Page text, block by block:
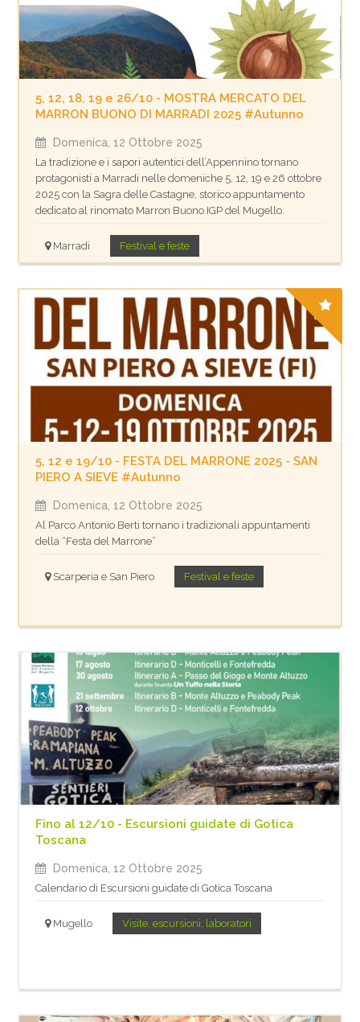
5, 12, 18, 19 e 26/10 - MOSTRA MERCATO DEL
MARRON BUONO DI MARRADI 2025 #Autunno
Domenica, 12 Ottobre 2025
La tradizione e i sapori autentici dell’Appennino tornano
protagonisti a Marradi nelle domeniche 5, 12, 19 e 26 ottobre
2025 con la Sagra delle Castagne, storico appuntamento
dedicato al rinomato Marron Buono IGP del Mugello.
Marradi Festival e feste
5, 12 e 19/10 - FESTA DEL MARRONE 2025 - SAN
PIERO A SIEVE #Autunno
Domenica, 12 Ottobre 2025
Al Parco Antonio Berti tornano i tradizionali appuntamenti
della “Festa del Marrone”
Scarperia e San Piero Festival e feste
Fino al 12/10 - Escursioni guidate di Gotica
Toscana
Domenica, 12 Ottobre 2025
Calendario di Escursioni guidate di Gotica Toscana
Mugello Visite, escursioni, laboratori